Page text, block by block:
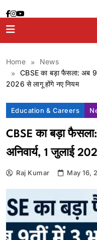
to
content
Home
News
CBSE का बड़ा फैसला: अब
2026 से लागू होंगे नए नियम
Education & Careers
CBSE का बड़ा फैसला:
अनिवार्य, 1 जुलाई
Raj Kumar May 16,